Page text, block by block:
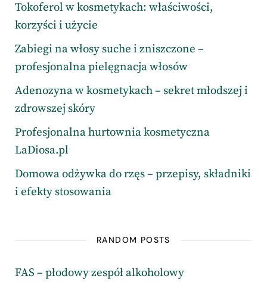
Tokoferol w kosmetykach: właściwości,
korzyści i użycie
Zabiegi na włosy suche i zniszczone –
profesjonalna pielęgnacja włosów
Adenozyna w kosmetykach – sekret młodszej i
zdrowszej skóry
Profesjonalna hurtownia kosmetyczna
LaDiosa.pl
Domowa odżywka do rzęs – przepisy, składniki
i efekty stosowania
RANDOM POSTS
FAS – płodowy zespół alkoholowy